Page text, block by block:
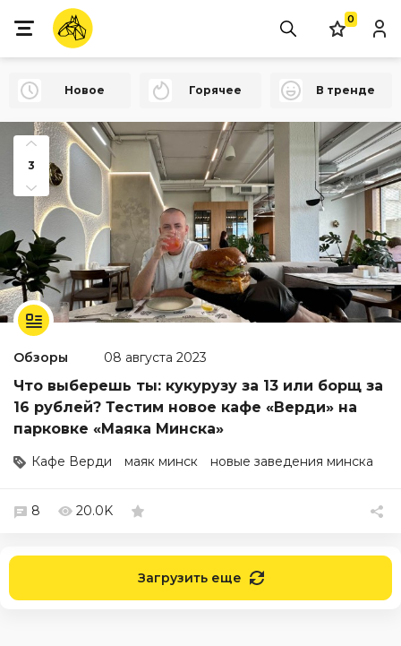
0
Новое Горячее В тренде
3
Обзоры 08 августа 2023
Что выберешь ты: кукурузу за 13 или борщ за
16 рублей? Тестим новое кафе «Верди» на
парковке «Маяка Минска»
Кафе Верди маяк минск новые заведения минска
8 20.0K
Загрузить еще